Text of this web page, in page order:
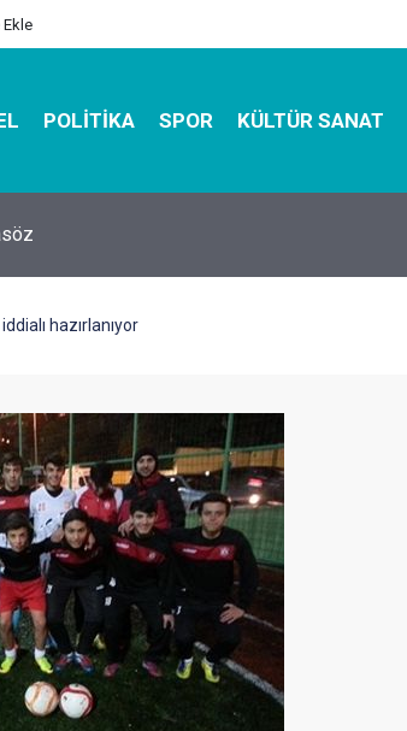
Ekle
POLITIKA SPOR KÜLTÜR SANAT
ile Estetik, Dayanıklı ve Çevre Dostu Ambalaj
hazırlanıyor